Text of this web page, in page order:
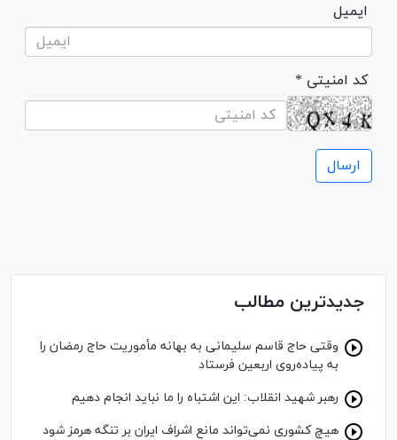
ایمیل
* کد امنیتی
جدیدترین مطالب
وقتی حاج قاسم سلیمانی به بهانه مأموریت حاج رمضان را
به پیاده‌روی اربعین فرستاد
رهبر شهید انقلاب: این اشتباه را ما نباید انجام دهیم
هیچ کشوری نمی‌تواند مانع اشراف ایران بر تنگه هرمز شود